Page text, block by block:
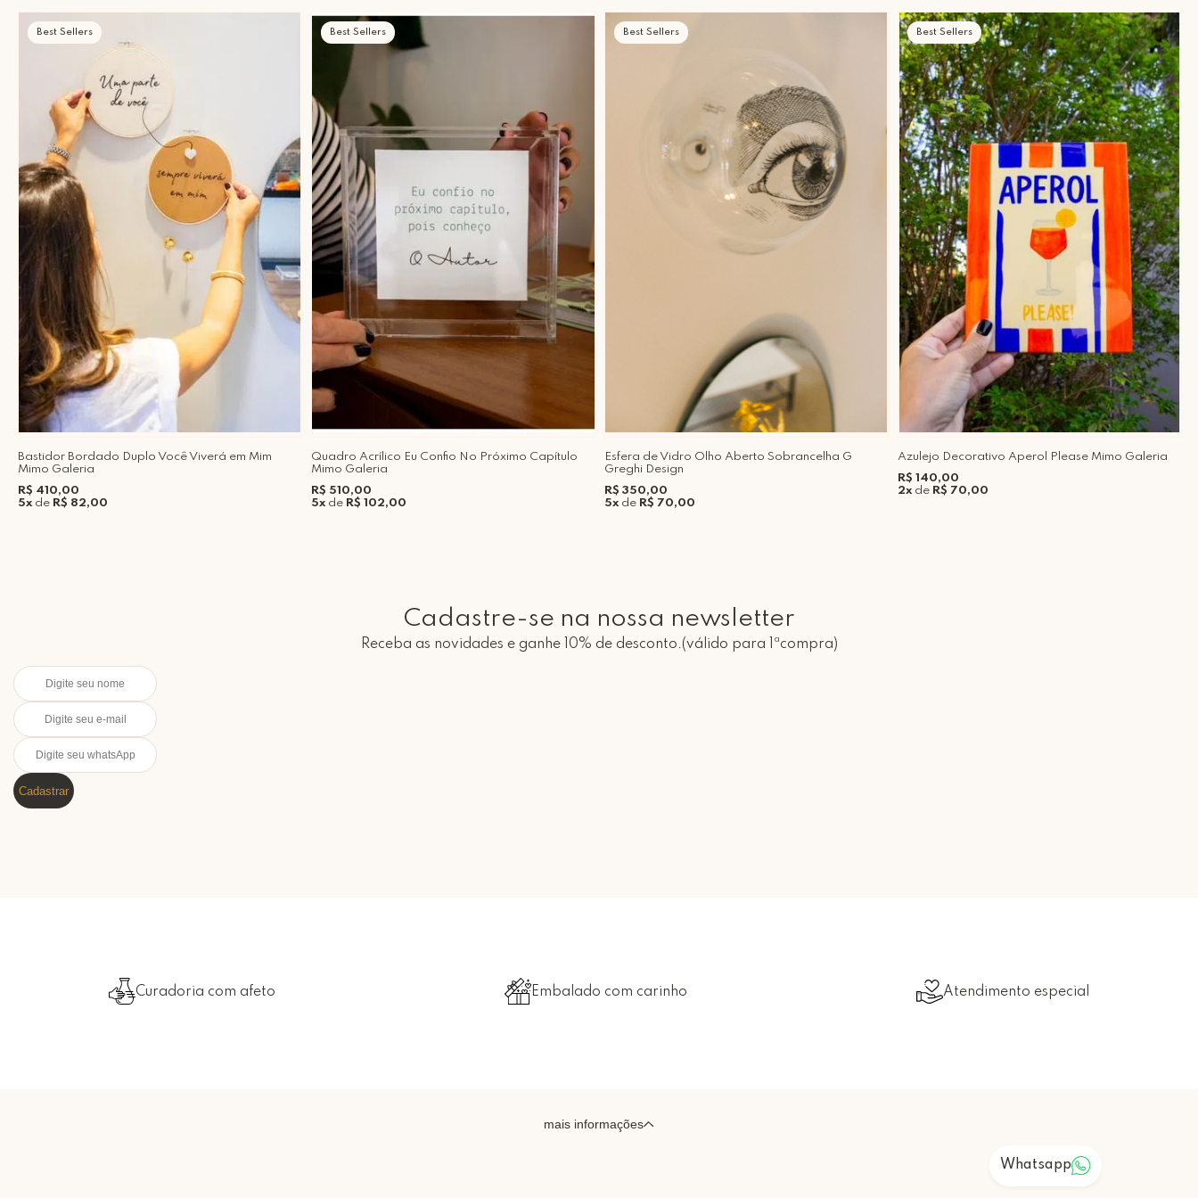
Best Sellers
Bastidor Bordado Duplo Você Viverá em Mim
Mimo Galeria
R$ 410,00
5xde R$ 82,00
Best Sellers
Quadro Acrílico Eu Confio No Próximo Capítulo
Mimo Galeria
R$ 510,00
5xde R$ 102,00
Best Sellers
Esfera de Vidro Olho Aberto Sobrancelha G
Greghi Design
R$ 350,00
5xde R$ 70,00
Best Sellers
Azulejo Decorativo Aperol Please Mimo Galeria
R$ 140,00
2xde R$ 70,00
Cadastre-se na nossa newsletter
Receba as novidades e ganhe 10% de desconto.(válido para 1ªcompra)
Cadastrar
Curadoria com afeto Embalado com carinho Atendimento especial
Whatsapp
mais informações